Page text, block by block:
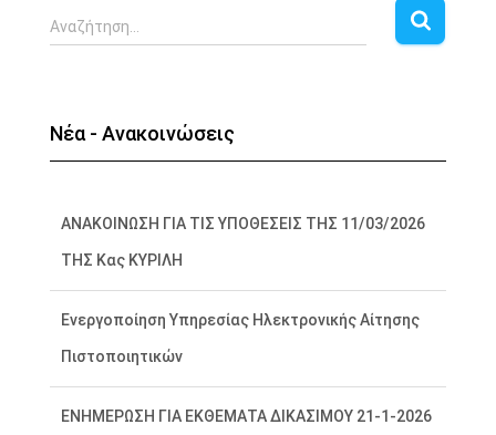
Α
ν
τ
η
Αναζήτηση…
Νέα - Ανακοινώσεις
ΑΝΑΚΟΙΝΩΣΗ ΓΙΑ ΤΙΣ ΥΠΟΘΕΣΕΙΣ ΤΗΣ 11/03/2026
ΤΗΣ Κας ΚΥΡΙΛΗ
Ενεργοποίηση Υπηρεσίας Ηλεκτρονικής Αίτησης
Πιστοποιητικών
ΕΝΗΜΕΡΩΣΗ ΓΙΑ ΕΚΘΕΜΑΤΑ ΔΙΚΑΣΙΜΟΥ 21-1-2026